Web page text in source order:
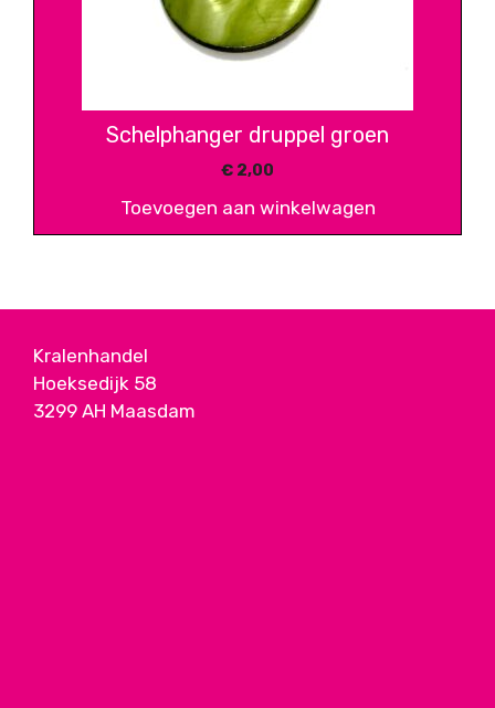
Schelphanger druppel groen
€ 2,00
Toevoegen aan winkelwagen
Kralenhandel
Hoeksedijk 58
3299 AH Maasdam